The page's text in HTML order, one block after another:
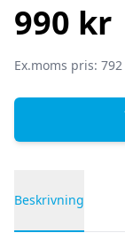
990 kr
Ex.moms pris:
Beskrivning